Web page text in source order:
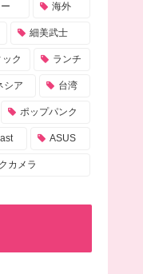
海外
細美武士
ク ランチ
シア 台湾
ポップパンク
ASUS
カメラ